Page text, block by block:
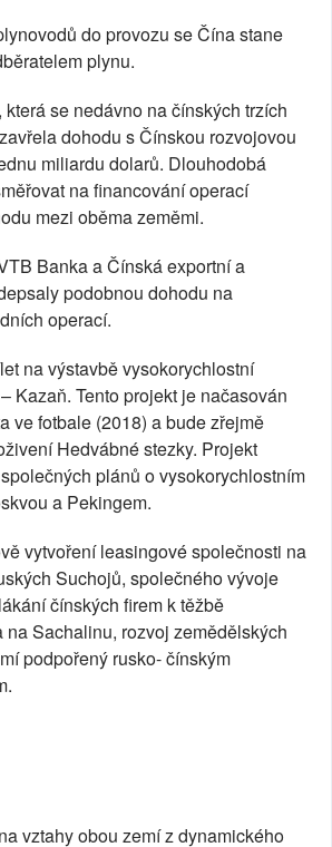
do provozu se Čína stane
plynu.
se nedávno na čínských trzích
dohodu s Čínskou rozvojovou
miliardu dolarů. Dlouhodobá
na financování operací
mezi oběma zeměmi.
Banka a Čínská exportní a
podobnou dohodu na
operací.
na výstavbě vysokorychlostní
Kazaň. Tento projekt je načasován
ve fotbale (2018) a bude zřejmě
Hedvábné stezky. Projekt
plánů o vysokorychlostním
a Pekingem.
vytvoření leasingové společnosti na
Suchojů, společného vývoje
čínských firem k těžbě
na Sachalinu, rozvoj zemědělských
podpořený rusko- čínským
vztahy obou zemí z dynamického